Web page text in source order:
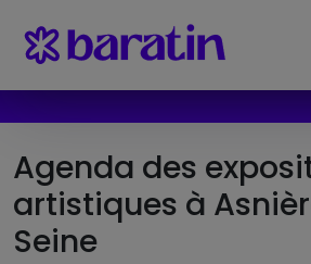
Agenda des
artistiques à
Seine